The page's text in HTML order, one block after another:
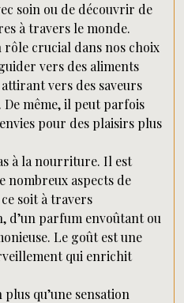
soin ou de découvrir de
à travers le monde.
rôle crucial dans nos choix
vers des aliments
vers des saveurs
même, il peut parfois
pour des plaisirs plus
à la nourriture. Il est
nombreux aspects de
soit à travers
d’un parfum envoûtant ou
Le goût est une
qui enrichit
qu’une sensation